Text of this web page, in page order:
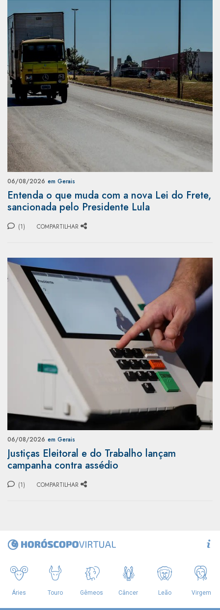
06/08/2026 em Gerais
Entenda o que muda com a nova Lei do Frete,
sancionada pelo Presidente Lula
(1) COMPARTILHAR
06/08/2026 em Gerais
Justiças Eleitoral e do Trabalho lançam
campanha contra assédio
(1) COMPARTILHAR